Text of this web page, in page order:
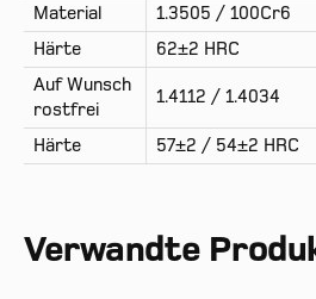
Material
1.3505 / 100Cr6
Härte
62±2 HRC
Auf Wunsch
rostfrei
1.4112 / 1.4034
Härte 57±2 / 54±2 HRC
Verwandte